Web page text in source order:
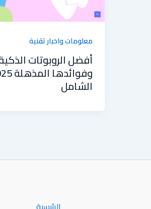
معلومات واخبار تقنية
الشامل